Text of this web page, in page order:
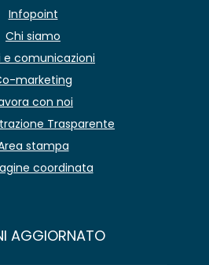
Infopoint
Chi siamo
e comunicazioni
marketing
con noi
Trasparente
stampa
coordinata
AGGIORNATO